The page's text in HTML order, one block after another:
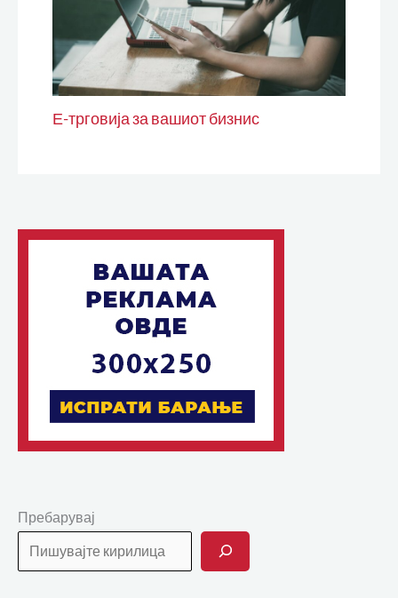
Е-трговија за вашиот бизнис
Пребарувај